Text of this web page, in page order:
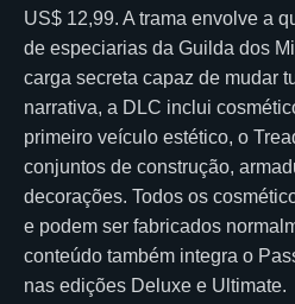
US$ 12,99. A trama envolve a
de especiarias da Guilda dos
carga secreta capaz de mudar
narrativa, a DLC inclui
primeiro veículo estético, o
conjuntos de construção,
decorações. Todos os
e podem ser fabricados
conteúdo também integra o
nas edições Deluxe e Ultimate.